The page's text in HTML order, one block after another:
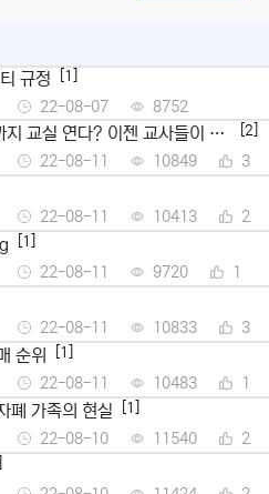
규정 [1]
22-08-07 8752
교실 연다? 이젠 교사들이 뿔
[2]
22-08-11 10849 3
22-08-11 10413 2
[1]
22-08-11 9720 1
22-08-11 10833 3
순위 [1]
22-08-11 10483 1
폐 가족의 현실 [1]
22-08-10 11540 2